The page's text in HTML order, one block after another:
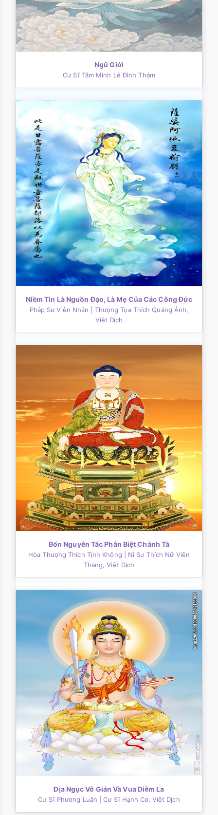
Ngũ Giới
Cư Sĩ Tâm Minh Lê Đình Thám
Niềm Tin Là Nguồn Đạo, Là Mẹ Của Các Công Đức
Pháp Sư Viên Nhân
| Thượng Tọa Thích Quảng Ánh,
Việt Dịch
Bốn Nguyên Tắc Phân Biệt Chánh Tà
Hòa Thượng Thích Tịnh Không
| Ni Sư Thích Nữ Viên
Thắng, Việt Dịch
Địa Ngục Vô Gián Và Vua Diêm La
Cư Sĩ Phương Luân | Cư Sĩ Hạnh Cơ, Việt Dịch